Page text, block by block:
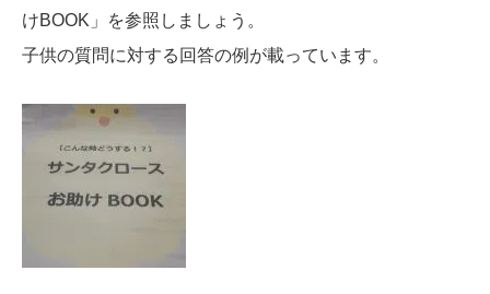
けBOOK」を参照しましょう。
子供の質問に対する回答の例が載っています。